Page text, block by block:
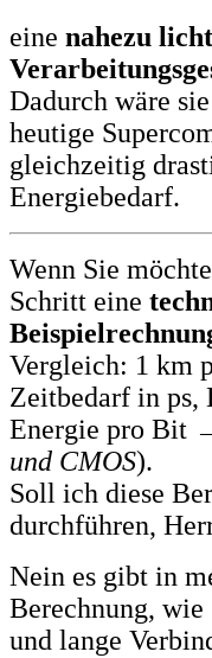
eine nahezu
Dadurch wäre sie
heutige
gleichzeitig
Energiebedarf.
Wenn Sie
Schritt eine
Vergleich: 1 km
Zeitbedarf in ps,
Energie pro Bit
und CMOS).
Soll ich diese
durchführen,
Nein es gibt in
Berechnung,
und lange